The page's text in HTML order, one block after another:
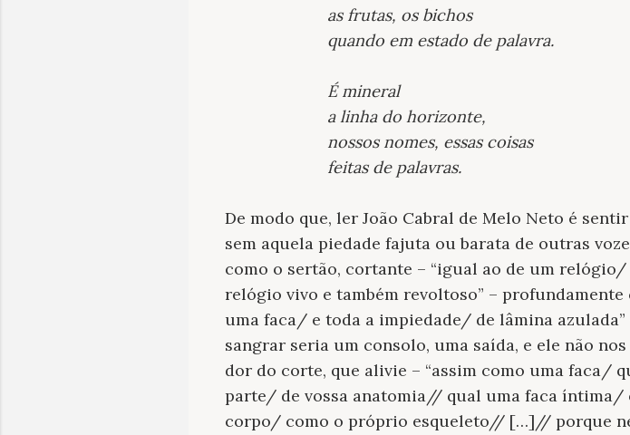
as frutas, os bichos
quando em estado de palavra.
É mineral
a linha do horizonte,
nossos nomes, essas coisas
feitas de palavras.
De modo que, ler João Cabral de Melo Neto é
sem aquela piedade fajuta ou barata de outras
como o sertão, cortante – “igual ao de um
relógio vivo e também revoltoso” –
uma faca/ e toda a impiedade/ de lâmina
sangrar seria um consolo, uma saída, e ele não
dor do corte, que alivie – “assim como uma faca/
parte/ de vossa anatomia// qual uma faca
corpo/ como o próprio esqueleto// […]// porque